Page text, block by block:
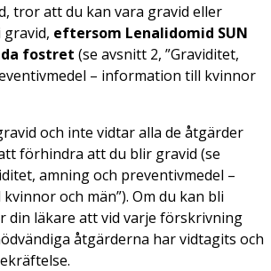
tror att du kan vara gravid eller
eftersom Lenalidomid SUN
fostret (se avsnitt 2, ”Graviditet,
– information till kvinnor
och inte vidtar alla de åtgärder
förhindra att du blir gravid (se
amning och preventivmedel –
och män”). Om du kan bli
din läkare att vid varje förskrivning
åtgärderna har vidtagits och